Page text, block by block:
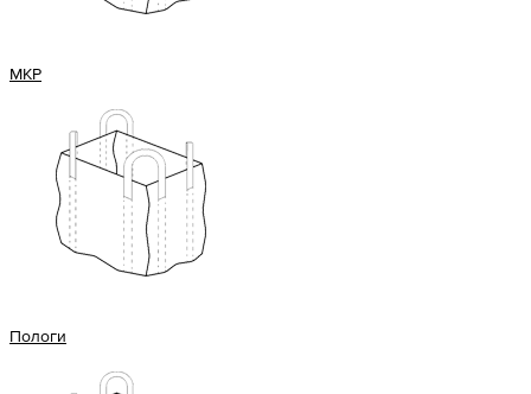
МКР
Пологи